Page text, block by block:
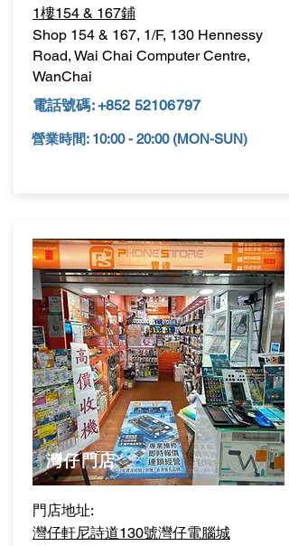
1樓154 & 167鋪
Shop 154 & 167, 1/F, 130 Hennessy
Road, Wai Chai Computer Centre,
WanChai
電話號碼:+852 52106797
營業時間: 10:00 - 20:00 (MON-SUN)
​灣仔門店
門店地址:
灣仔軒尼詩道130號灣仔電腦城